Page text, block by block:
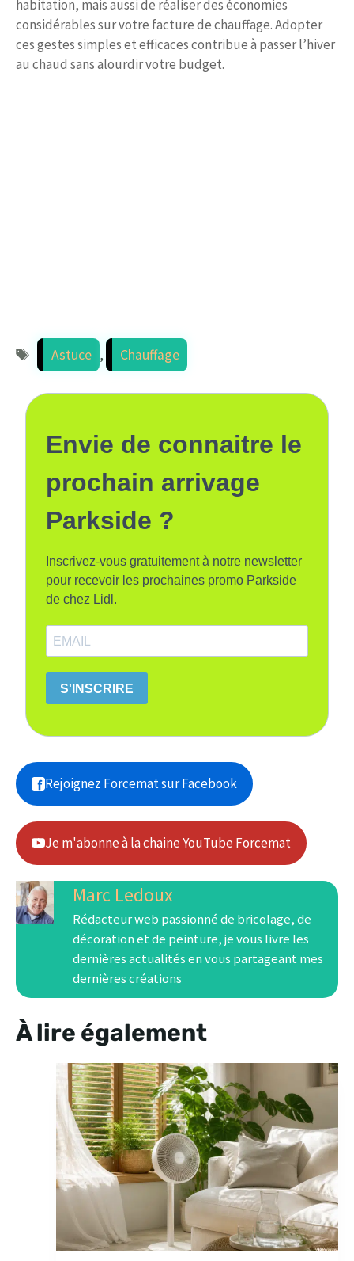
habitation, mais aussi de réaliser des économies
considérables sur votre facture de chauffage. Adopter
ces gestes simples et efficaces contribue à passer l’hiver
au chaud sans alourdir votre budget.
Étiquettes
Astuce , Chauffage
Envie de connaitre le
prochain arrivage
Parkside ?
Inscrivez-vous gratuitement à notre newsletter
pour recevoir les prochaines promo Parkside
de chez Lidl.
S'INSCRIRE
Rejoignez Forcemat sur Facebook
Je m'abonne à la chaine YouTube Forcemat
Marc Ledoux
Rédacteur web passionné de bricolage, de
décoration et de peinture, je vous livre les
dernières actualités en vous partageant mes
dernières créations
À lire également